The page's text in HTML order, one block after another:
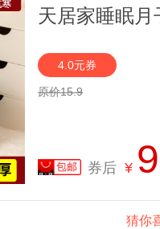
天居家睡眠
4.0元券
原价15.9
券后 ¥
猜你